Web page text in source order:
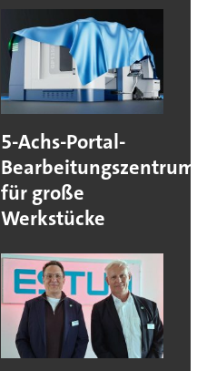
5-Achs-Portal-
Bearbeitungszentrum
für große
Werkstücke